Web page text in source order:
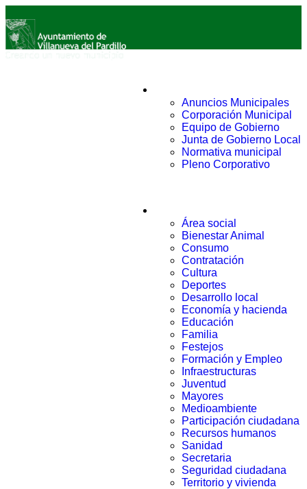
Anuncios Municipales
Corporación Municipal
Equipo de Gobierno
Junta de Gobierno Local
Normativa municipal
Pleno Corporativo
Área social
Bienestar Animal
Consumo
Contratación
Cultura
Deportes
Desarrollo local
Economía y hacienda
Educación
Familia
Festejos
Formación y Empleo
Infraestructuras
Juventud
Mayores
Medioambiente
Participación ciudadana
Recursos humanos
Sanidad
Secretaria
Seguridad ciudadana
Territorio y vivienda